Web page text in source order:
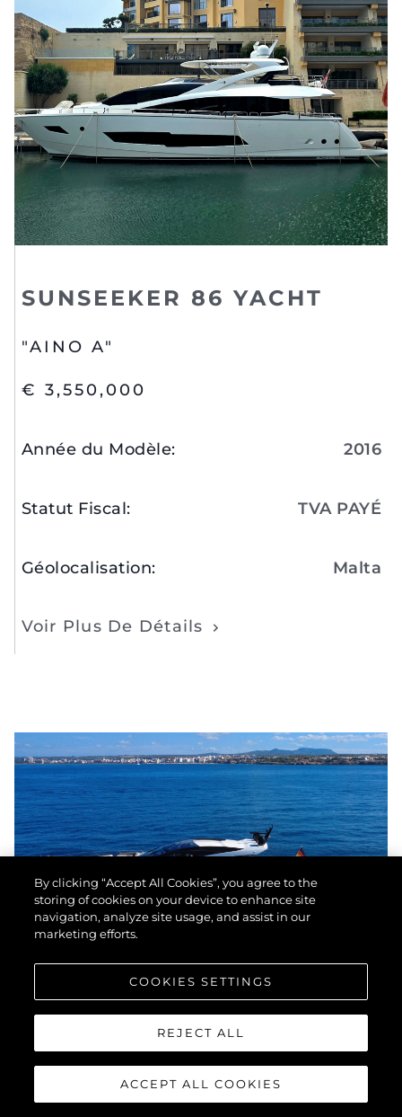
SUNSEEKER 86 YACHT
"AINO A"
€ 3,550,000
Année du Modèle: 2016
Statut Fiscal: TVA PAYÉ
Géolocalisation: Malta
Voir Plus De Détails
SUNSEEKER PREDATOR 74
XPS
By clicking “Accept All Cookies”, you agree to the
storing of cookies on your device to enhance site
navigation, analyze site usage, and assist in our
marketing efforts.
COOKIES SETTINGS
REJECT ALL
ACCEPT ALL COOKIES